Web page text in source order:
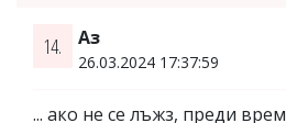
14. Аз
26.03.2024 17:37:59
... ако не се лъжз, преди